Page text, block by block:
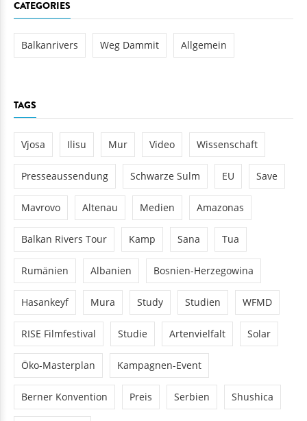
CATEGORIES
Balkanrivers Weg Dammit Allgemein
TAGS
Vjosa Ilisu Mur Video Wissenschaft
Presseaussendung Schwarze Sulm EU Save
Mavrovo Altenau Medien Amazonas
Balkan Rivers Tour Kamp Sana Tua
Rumänien Albanien Bosnien-Herzegowina
Hasankeyf Mura Study Studien WFMD
RISE Filmfestival Studie Artenvielfalt Solar
Öko-Masterplan Kampagnen-Event
Berner Konvention Preis Serbien Shushica